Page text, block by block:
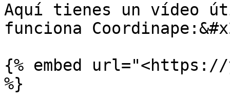
Aquí tienes un vídeo
funciona
{% embed url="<https://
%}